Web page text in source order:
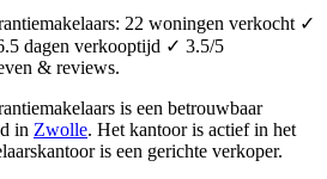
22 woningen verkocht ✓
dagen verkooptijd ✓ 3.5/5
& reviews.
is een betrouwbaar
in Zwolle. Het kantoor is actief in het
is een gerichte verkoper.